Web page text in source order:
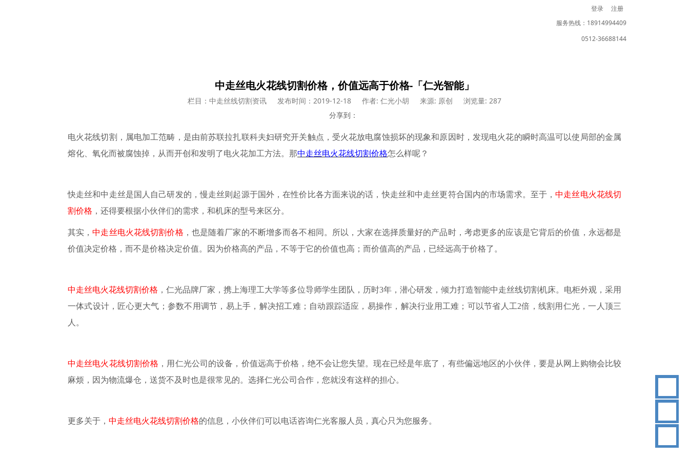
登录
注册
服务热线：18914994409
0512-36688144
中走丝电火花线切割价格，价值远高于价格-「仁光智能」
栏目：中走丝线切割资讯 发布时间：2019-12-18 作者: 仁光小胡 来源: 原创
浏览量: 287
分享到：
电火花线切割，属电加工范畴，是由前苏联拉扎联科夫妇研究开关触点，受火花放电腐蚀损坏的现象和原因时，发现电火花的瞬时高温可以使局部的金属
熔化、氧化而被腐蚀掉，从而开创和发明了电火花加工方法。那中走丝电火花线切割价格怎么样呢？
快走丝和中走丝是国人自己研发的，慢走丝则起源于国外，在性价比各方面来说的话，快走丝和中走丝更符合国内的市场需求。至于，中走丝电火花线切
割价格 ，还得要根据小伙伴们的需求，和机床的型号来区分。
其实，中走丝电火花线切割价格 ，也是随着厂家的不断增多而各不相同。所以，大家在选择质量好的产品时，考虑更多的应该是它背后的价值，永远都是
价值决定价格，而不是价格决定价值。因为价格高的产品，不等于它的价值也高；而价值高的产品，已经远高于价格了。
中走丝电火花线切割价格 ，仁光品牌厂家，携上海理工大学等多位导师学生团队，历时3年，潜心研发，倾力打造智能中走丝线切割机床。电柜外观，采用
一体式设计，匠心更大气；参数不用调节，易上手，解决招工难；自动跟踪适应，易操作，解决行业用工难；可以节省人工2倍，线割用仁光，一人顶三
人。
中走丝电火花线切割价格 ，用仁光公司的设备，价值远高于价格，绝不会让您失望。现在已经是年底了，有些偏远地区的小伙伴，要是从网上购物会比较
麻烦，因为物流爆仓，送货不及时也是很常见的。选择仁光公司合作，您就没有这样的担心。
更多关于， 中走丝电火花线切割价格的信息，小伙伴们可以电话咨询仁光客服人员，真心只为您服务。